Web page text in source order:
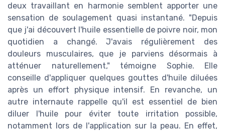
deux travaillant en harmonie semblent apporter une
sensation de soulagement quasi instantané. "Depuis
que j'ai découvert l'huile essentielle de poivre noir, mon
quotidien a changé. J'avais régulièrement des
douleurs musculaires, que je parviens désormais à
atténuer naturellement," témoigne Sophie. Elle
conseille d'appliquer quelques gouttes d'huile diluées
après un effort physique intensif. En revanche, un
autre internaute rappelle qu'il est essentiel de bien
diluer l'huile pour éviter toute irritation possible,
notamment lors de l'application sur la peau. En effet,